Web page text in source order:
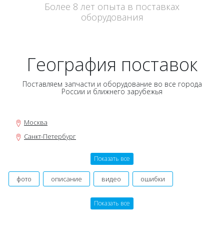
Более 8 лет опыта в поставках
оборудования
География поставок
Поставляем запчасти и оборудование во все города
России и ближнего зарубежья
Москва
Санкт-Петербург
Екатеринбург
Показать все
фото описание видео
ошибки
руководство
Показать все